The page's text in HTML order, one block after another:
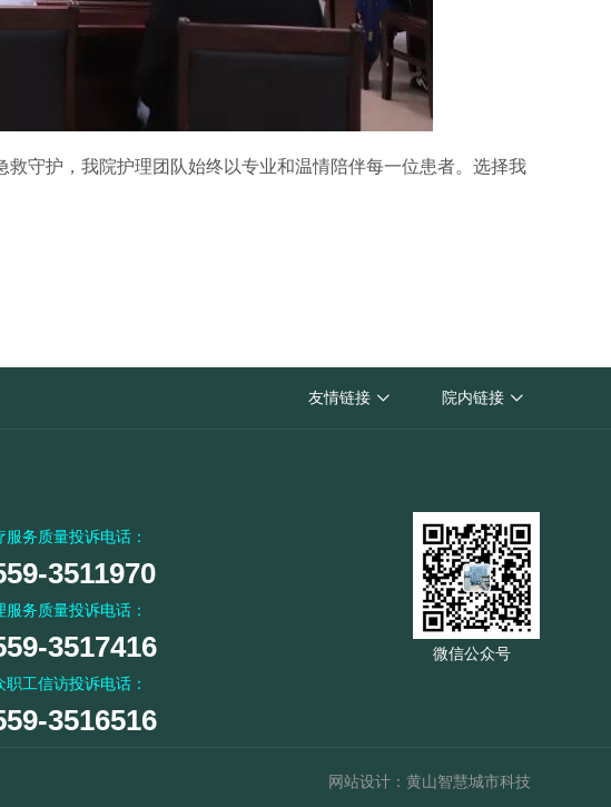
守护，我院护理团队始终以专业和温情陪伴每一位患者。选择我
友情链接 
黄山市人民医院
院内链接 
服务质量投诉电话：
3511970
服务质量投诉电话：
3517416
职工信访投诉电话：
3516516
微信公众号
网站设计：黄山智慧城市科技